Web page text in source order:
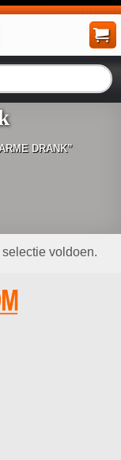
DRANK”
voldoen.